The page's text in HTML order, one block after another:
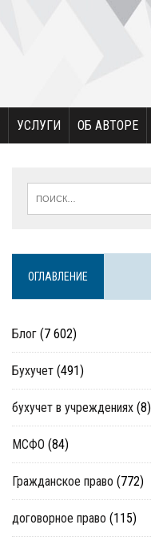
УСЛУГИ ОБ АВТОРЕ
ОГЛАВЛЕНИЕ
Блог (7 602)
Бухучет (491)
бухучет в учреждениях (8)
МСФО (84)
Гражданское право (772)
договорное право (115)